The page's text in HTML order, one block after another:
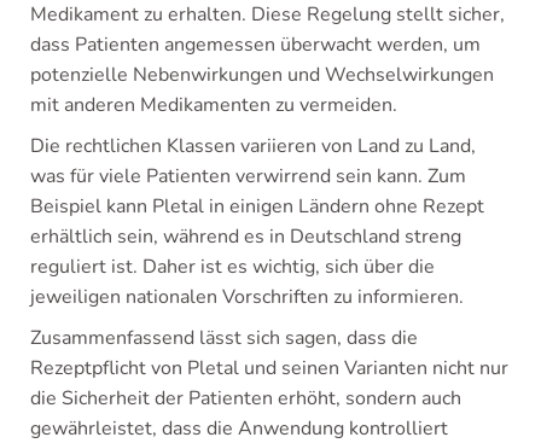
Medikament zu erhalten. Diese Regelung stellt sicher,
dass Patienten angemessen überwacht werden, um
potenzielle Nebenwirkungen und Wechselwirkungen
mit anderen Medikamenten zu vermeiden.
Die rechtlichen Klassen variieren von Land zu Land,
was für viele Patienten verwirrend sein kann. Zum
Beispiel kann Pletal in einigen Ländern ohne Rezept
erhältlich sein, während es in Deutschland streng
reguliert ist. Daher ist es wichtig, sich über die
jeweiligen nationalen Vorschriften zu informieren.
Zusammenfassend lässt sich sagen, dass die
Rezeptpflicht von Pletal und seinen Varianten nicht nur
die Sicherheit der Patienten erhöht, sondern auch
gewährleistet, dass die Anwendung kontrolliert